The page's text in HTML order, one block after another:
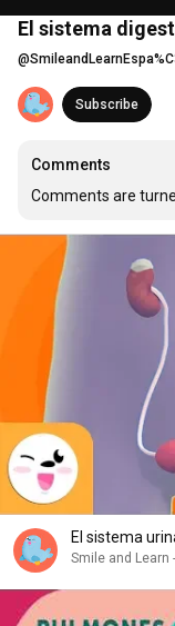
El sistema
@
Subscribe
Comments
Comments are
El sistema
Smile and Learn